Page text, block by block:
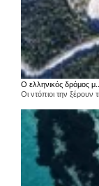
Ο ελληνικός δρόμος μ...
Οι ντόπιοι την ξέρουν